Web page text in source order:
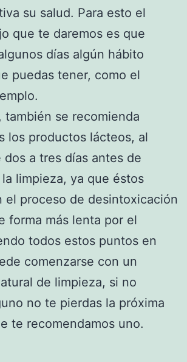
su salud. Para esto el
que te daremos es que
días algún hábito
puedas tener, como el
también se recomienda
los productos lácteos, al
dos a tres días antes de
limpieza, ya que éstos
el proceso de desintoxicación
forma más lenta por el
todos estos puntos en
comenzarse con un
de limpieza, si no
no te pierdas la próxima
te recomendamos uno.